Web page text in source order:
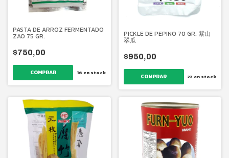
PASTA DE ARROZ FERMENTADO
ZAO 75 GR.
$750,00
16 en stock
PICKLE DE PEPINO 70 GR. 紫山
翠瓜
$950,00
22 en stock